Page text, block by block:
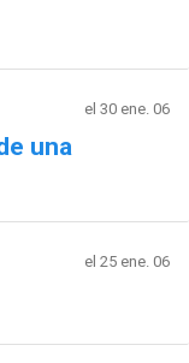
el 30 ene. 06
una
el 25 ene. 06